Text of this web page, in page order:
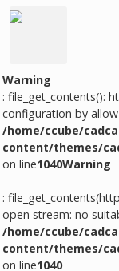
Warning
: file_get_contents():
configuration by
/home/ccube/
content/themes/
on line1040Warning
:
open stream: no
/home/ccube/
content/themes/
on line1040